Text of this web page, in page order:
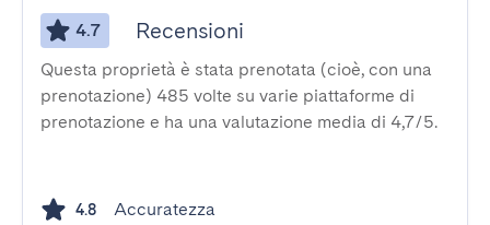
4.7 Recensioni
Questa proprietà è stata prenotata (cioè, con una
prenotazione) 485 volte su varie piattaforme di
prenotazione e ha una valutazione media di 4,7/5.
4.8 Accuratezza